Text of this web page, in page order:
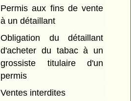
Permis aux fins de vente
à un détaillant
Obligation du détaillant
d'acheter du tabac à un
grossiste titulaire d'un
permis
Ventes interdites